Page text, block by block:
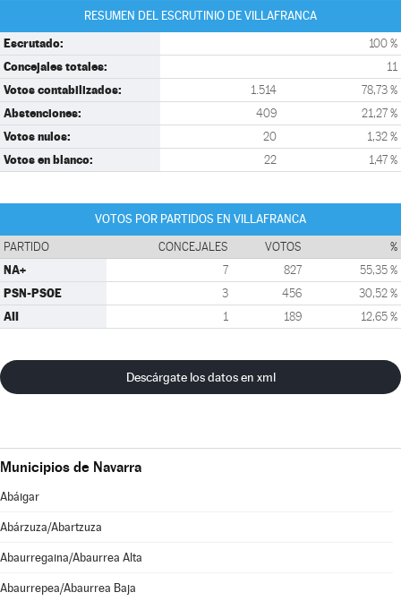
RESUMEN DEL ESCRUTINIO DE VILLAFRANCA
Escrutado: 100 %
Concejales totales: 11
Votos contabilizados: 1.514 78,73 %
Abstenciones: 409 21,27 %
Votos nulos: 20 1,32 %
Votos en blanco: 22 1,47 %
VOTOS POR PARTIDOS EN VILLAFRANCA
PARTIDO CONCEJALES VOTOS %
NA+ 7 827 55,35 %
PSN-PSOE 3 456 30,52 %
AII 1 189 12,65 %
Descárgate los datos en xml
Municipios de Navarra
Abáigar
Abárzuza/Abartzuza
Abaurregaina/Abaurrea Alta
Abaurrepea/Abaurrea Baja